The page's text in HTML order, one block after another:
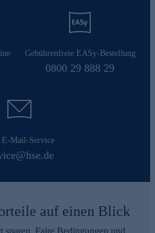
Gebührenfreie EASy-Bestellung
0800 29 888 29
E-Mail-Service
auf einen Blick
sparen. Faire Bedingungen und